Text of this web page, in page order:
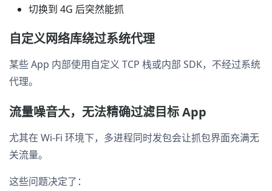
切换到 4G 后突然能抓
自定义网络库绕过系统代理
某些 App 内部使用自定义 TCP 栈或内部 SDK，不经过系统
代理。
流量噪音大，无法精确过滤目标 App
尤其在 Wi-Fi 环境下，多进程同时发包会让抓包界面充满无
关流量。
这些问题决定了：